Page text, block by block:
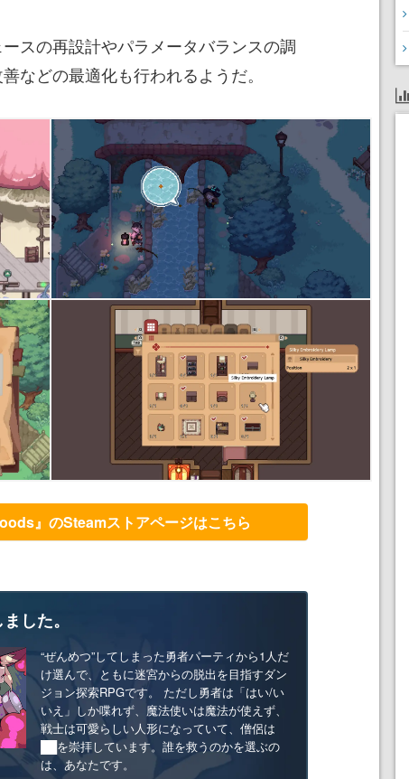
スの再設計やパラメータバランスの調
などの最適化も行われるようだ。
』のSteamストアページはこちら
した。
“ぜんめつ”してしまった勇者パーティから1人だ
け選んで、ともに迷宮からの脱出を目指すダン
ジョン探索RPGです。 ただし勇者は「はい/い
いえ」しか喋れず、魔法使いは魔法が使えず、
戦士は可愛らしい人形になっていて、僧侶は
██を崇拝しています。誰を救うのかを選ぶの
は、あなたです。